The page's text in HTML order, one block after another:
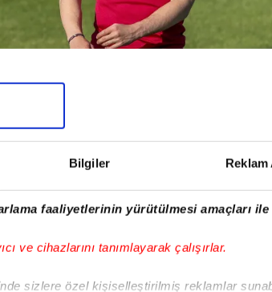
Bilgiler Reklam
faaliyetlerinin yürütülmesi amaçları ile
ve cihazlarını tanımlayarak çalışırlar.
sizlere özel kişiselleştirilmiş reklamlar
etmek zorunda olduklarını ifade
getirdi: